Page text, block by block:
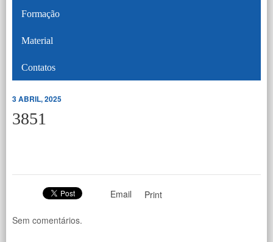
Formação
Material
Contatos
3 ABRIL, 2025
3851
Email Print
Sem comentários.